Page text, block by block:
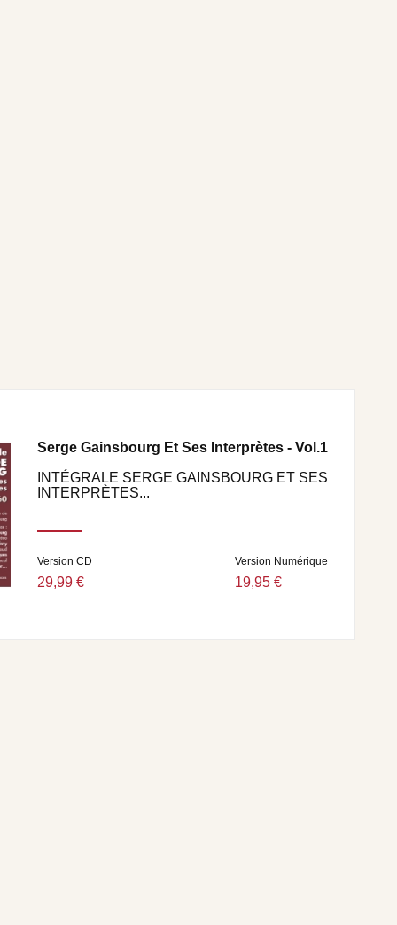
Serge Gainsbourg Et Ses Interprètes - Vol.1
INTÉGRALE SERGE GAINSBOURG ET SES
INTERPRÈTES...
Version CD
29,99 €
Version Numérique
19,95 €